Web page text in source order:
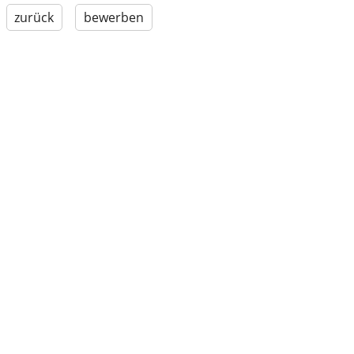
zurück bewerben